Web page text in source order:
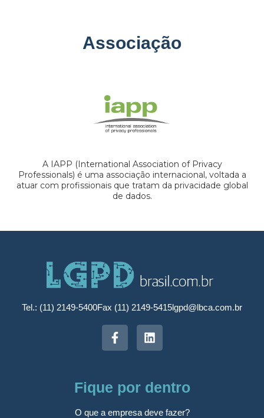
Associação
A IAPP (International Association of Privacy
Professionals) é uma associação internacional, voltada a
atuar com profissionais que tratam da privacidade global
de dados.
Tel.: (11) 2149-5400Fax (11) 2149-5415lgpd@lbca.com.br
Fique por dentro
O que a empresa deve fazer?